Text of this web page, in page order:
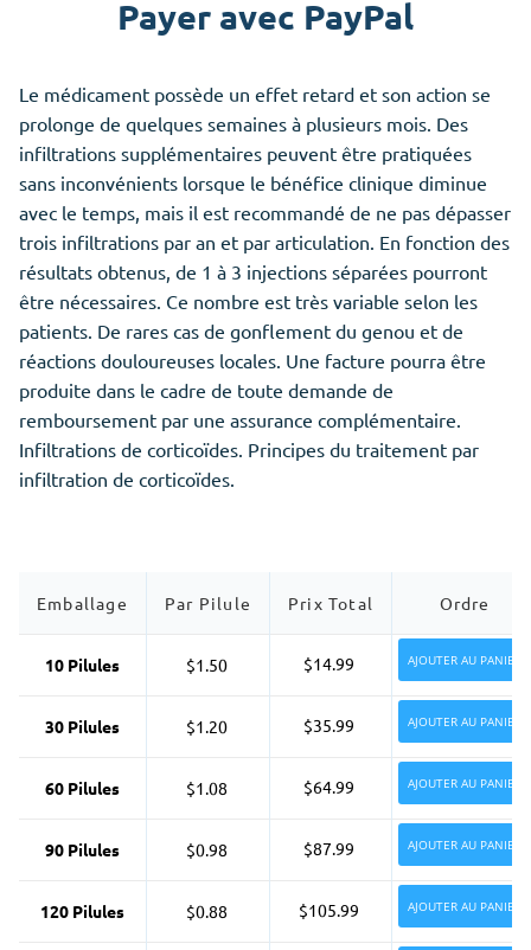
Payer avec PayPal
Le médicament possède un effet retard et son action se
prolonge de quelques semaines à plusieurs mois. Des
infiltrations supplémentaires peuvent être pratiquées
sans inconvénients lorsque le bénéfice clinique diminue
avec le temps, mais il est recommandé de ne pas dépasser
trois infiltrations par an et par articulation. En fonction des
résultats obtenus, de 1 à 3 injections séparées pourront
être nécessaires. Ce nombre est très variable selon les
patients. De rares cas de gonflement du genou et de
réactions douloureuses locales. Une facture pourra être
produite dans le cadre de toute demande de
remboursement par une assurance complémentaire.
Infiltrations de corticoïdes. Principes du traitement par
infiltration de corticoïdes.
Emballage Par Pilule Prix Total Ordre
10 Pilules $1.50 $14.99 AJOUTER AU PANIER
30 Pilules $1.20 $35.99 AJOUTER AU PANIER
60 Pilules $1.08 $64.99 AJOUTER AU PANIER
90 Pilules $0.98 $87.99 AJOUTER AU PANIER
120 Pilules $0.88 $105.99 AJOUTER AU PANIER